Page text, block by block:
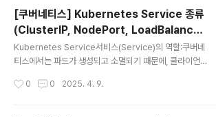
수 있습니다. 주요 기능라우팅 규칙 설정:Ingress 리소스
를 사용하면 특정 도메인, 서브도메인 또는 URL 경로에 따
라 요청을 분기시킬 수 있습니다. 예를 들어, example.co
m/api 요청은 API 서버로, example.com/web 요청은
SL/TLS 종료:HTTPS 트래..
[쿠버네티스] Kubernetes Service 종류
(ClusterIP, NodePort, LoadBalancer,
ExternalName, Headless Service)
Kubernetes Service서비스(Service)의 역할:쿠버네
티스에서는 파드가 생성되고 소멸되기 때문에, 클라이언트
션에 접근할 수 있도록 서비스 객체를 사용합니다. 서비스
0 0 2025. 4. 9.